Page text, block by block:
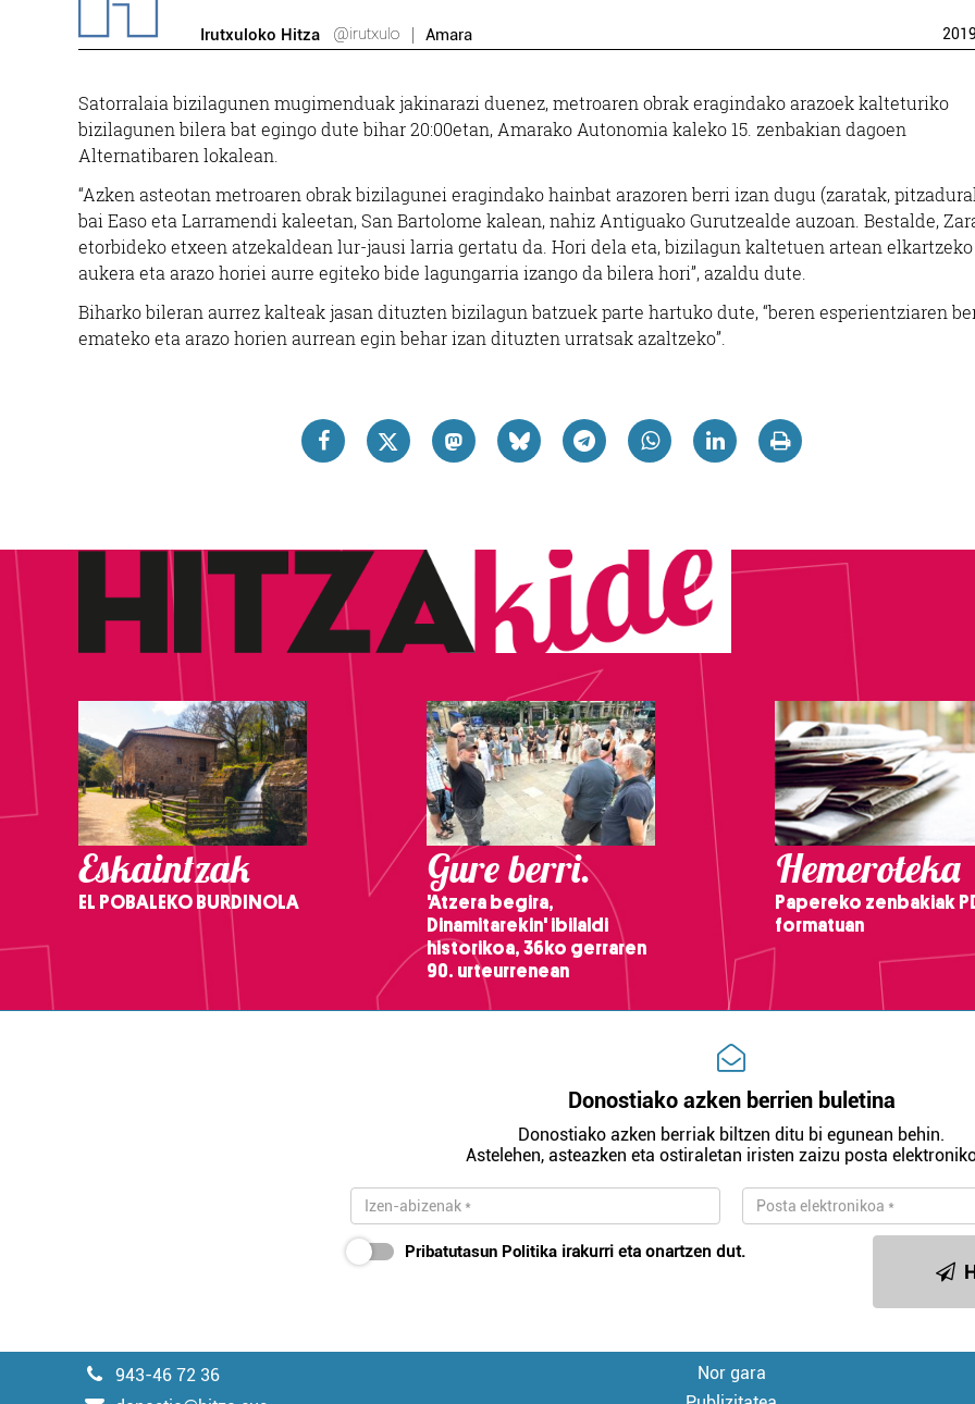
Irutxuloko Hitza @irutxulo Amara 2019
Satorralaia bizilagunen mugimenduak jakinarazi duenez, metroaren obrak eragindako arazoek kalteturiko
bizilagunen bilera bat egingo dute bihar 20:00etan, Amarako Autonomia kaleko 15. zenbakian dagoen
Alternatibaren lokalean.
“Azken asteotan metroaren obrak bizilagunei eragindako hainbat arazoren berri izan dugu (zaratak,
bai Easo eta Larramendi kaleetan, San Bartolome kalean, nahiz Antiguako Gurutzealde auzoan. Bestalde,
etorbideko etxeen atzekaldean lur-jausi larria gertatu da. Hori dela eta, bizilagun kaltetuen artean elkartzeko
aukera eta arazo horiei aurre egiteko bide lagungarria izango da bilera hori”, azaldu dute.
Biharko bileran aurrez kalteak jasan dituzten bizilagun batzuek parte hartuko dute, “beren esperientziaren
emateko eta arazo horien aurrean egin behar izan dituzten urratsak azaltzeko”.
Eskaintzak
EL POBALEKO BURDINOLA
Gure berri.
'Atzera begira,
Dinamitarekin' ibilaldi
historikoa, 36ko gerraren
90. urteurrenean
Hemeroteka
Papereko zenbakiak
formatuan
Donostiako azken berrien buletina
Donostiako azken berriak biltzen ditu bi egunean behin.
Astelehen, asteazken eta ostiraletan iristen zaizu posta
Pribatutasun Politika irakurri eta onartzen dut.
943-46 72 36
Nor gara